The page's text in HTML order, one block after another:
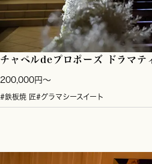
チャペルdeプロポーズ ドラマテ
200,000円～
#鉄板焼 匠#グラマシースイート